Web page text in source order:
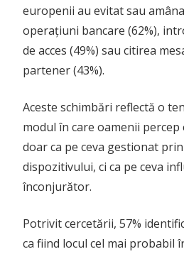
europenii au evitat sau
operațiuni bancare (62%),
de acces (49%) sau citirea
partener (43%).
Aceste schimbări reflectă o
modul în care oamenii
doar ca pe ceva gestionat
dispozitivului, ci ca pe ceva
înconjurător.
Potrivit cercetării, 57%
ca fiind locul cel mai probabil